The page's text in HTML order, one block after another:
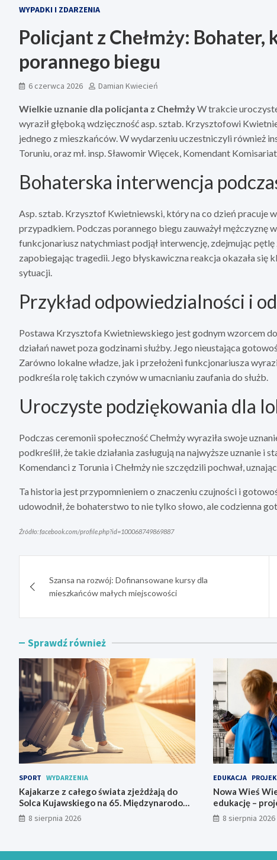
WYPADKI I ZDARZENIA
Policjant z Chełmży:
porannego biegu
6 czerwca 2026 Damian Kwiecień
Wielkie uznanie dla policjanta z ChełmżyW trakcie
wyraził głęboką wdzięczność asp. sztab. Krzysztofowi
jednego z mieszkańców. W wydarzeniu uczestniczyli również
Toruniu, oraz mł. insp. Sławomir Więcek, Komendant
Bohaterska interwencja
Asp. sztab. Krzysztof Kwietniewski, który na co dzień pracuje
przypadkiem. Podczas porannego biegu zauważył mężczyznę
funkcjonariusz natychmiast podjął interwencję, zdejmując
zapobiegając tragedii. Jego błyskawiczna reakcja okazała
sytuacji.
Przykład odpowiedzialności i
Postawa Krzysztofa Kwietniewskiego jest godnym wzorcem
działań nawet poza godzinami służby. Jego nieustająca
Zarówno lokalne władze, jak i przełożeni funkcjonariusza
podkreśla rolę takich czynów w umacnianiu zaufania do służb.
Uroczyste podziękowania dla
Podczas ceremonii społeczność Chełmży wyraziła swoje
podkreślił, że takie działania zasługują na najwyższe uznanie
Komendanci z Torunia i Chełmży nie szczędzili pochwał,
Ta historia jest przypomnieniem o znaczeniu czujności i
udowodnił, że bohaterstwo to nie tylko słowo, ale codzienna
Źródło: facebook.com/profile.php?id=100068749869887
wpisuSzansa na rozwój: Dofinansowane kursy dla
mieszkańców małych miejscowości
Sprawdź również
SPORT WYDARZENIA
Kajakarze z całego świata zjeżdżają do
Solca Kujawskiego na 65. Międzynarodowy
Spływ Kajakowy
8 sierpnia 2026
EDUKACJA
Nowa Wieś
edukację –
nauczycieli
8 sierpnia 2026